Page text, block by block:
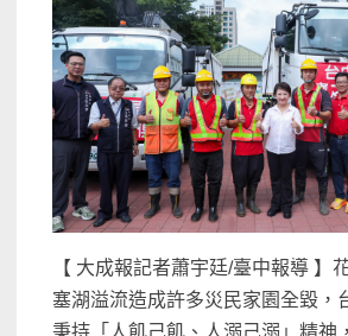
【 大成報記者蕭宇廷/臺中報導 】
塞湖溢流造成許多災民家園全毀，
秉持「人飢己飢、人溺己溺」精神